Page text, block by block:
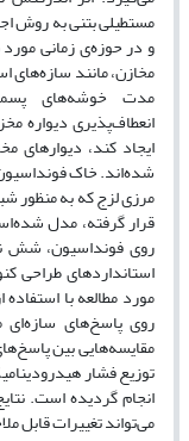
مستطیلی بتنی به روش
و در حوزه‌ی زمانی
مخازن، مانند سازه‌های
مدت خوشه‌های
انعطاف‌پذیری دیواره
ایجاد ‌کند، دیوارهای
شده‌اند‌. خاک
مرزی لزج که به منظور
قرار گرفته، مدل
روی فونداسیون، شش
استانداردهای طراحی
مورد مطالعه با
روی پاسخ‌های سازه‌ای
مقایسه‌هایی بین
توزیع فشار
انجام گردیده است.
می‌تواند تغییرات قابل